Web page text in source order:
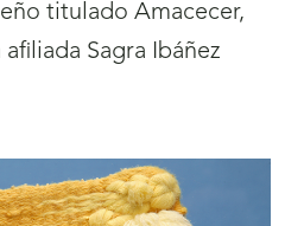
titulado Amacecer,
Sagra Ibáñez